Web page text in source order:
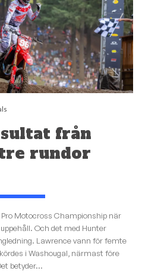
från
rundor
Motocross Championship när
Och det med Hunter
Lawrence vann för femte
i Washougal, närmast före
betyder...